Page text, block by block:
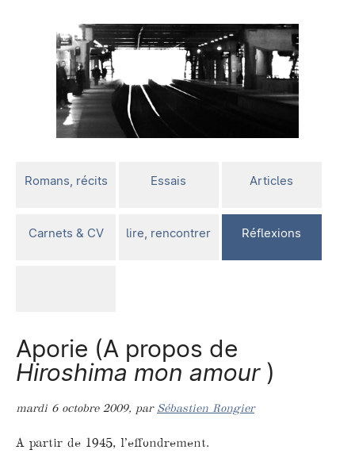
Romans, récits Essais Articles
Carnets & CV lire, rencontrer Réflexions
Aporie (A propos de
Hiroshima mon amour )
mardi 6 octobre 2009, par Sébastien Rongier
A partir de 1945, l’effondrement.